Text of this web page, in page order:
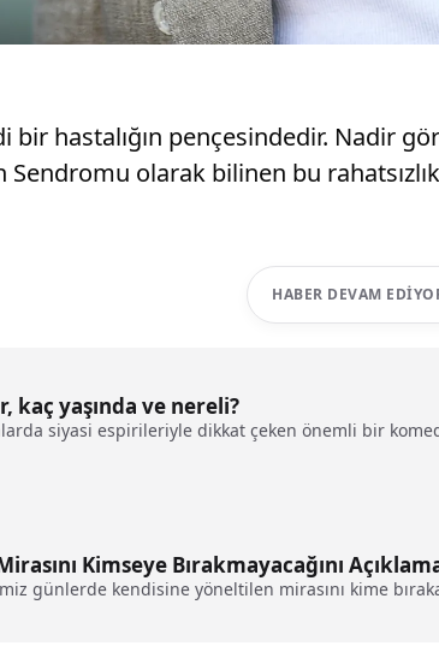
bir hastalığın pençesindedir. Nadir
olarak bilinen bu
HABER DEVAM
kaç yaşında ve nereli?
siyasi espirileriyle dikkat çeken önemli bir
Kimseye Bırakmayacağını
günlerde kendisine yöneltilen mirasını kime